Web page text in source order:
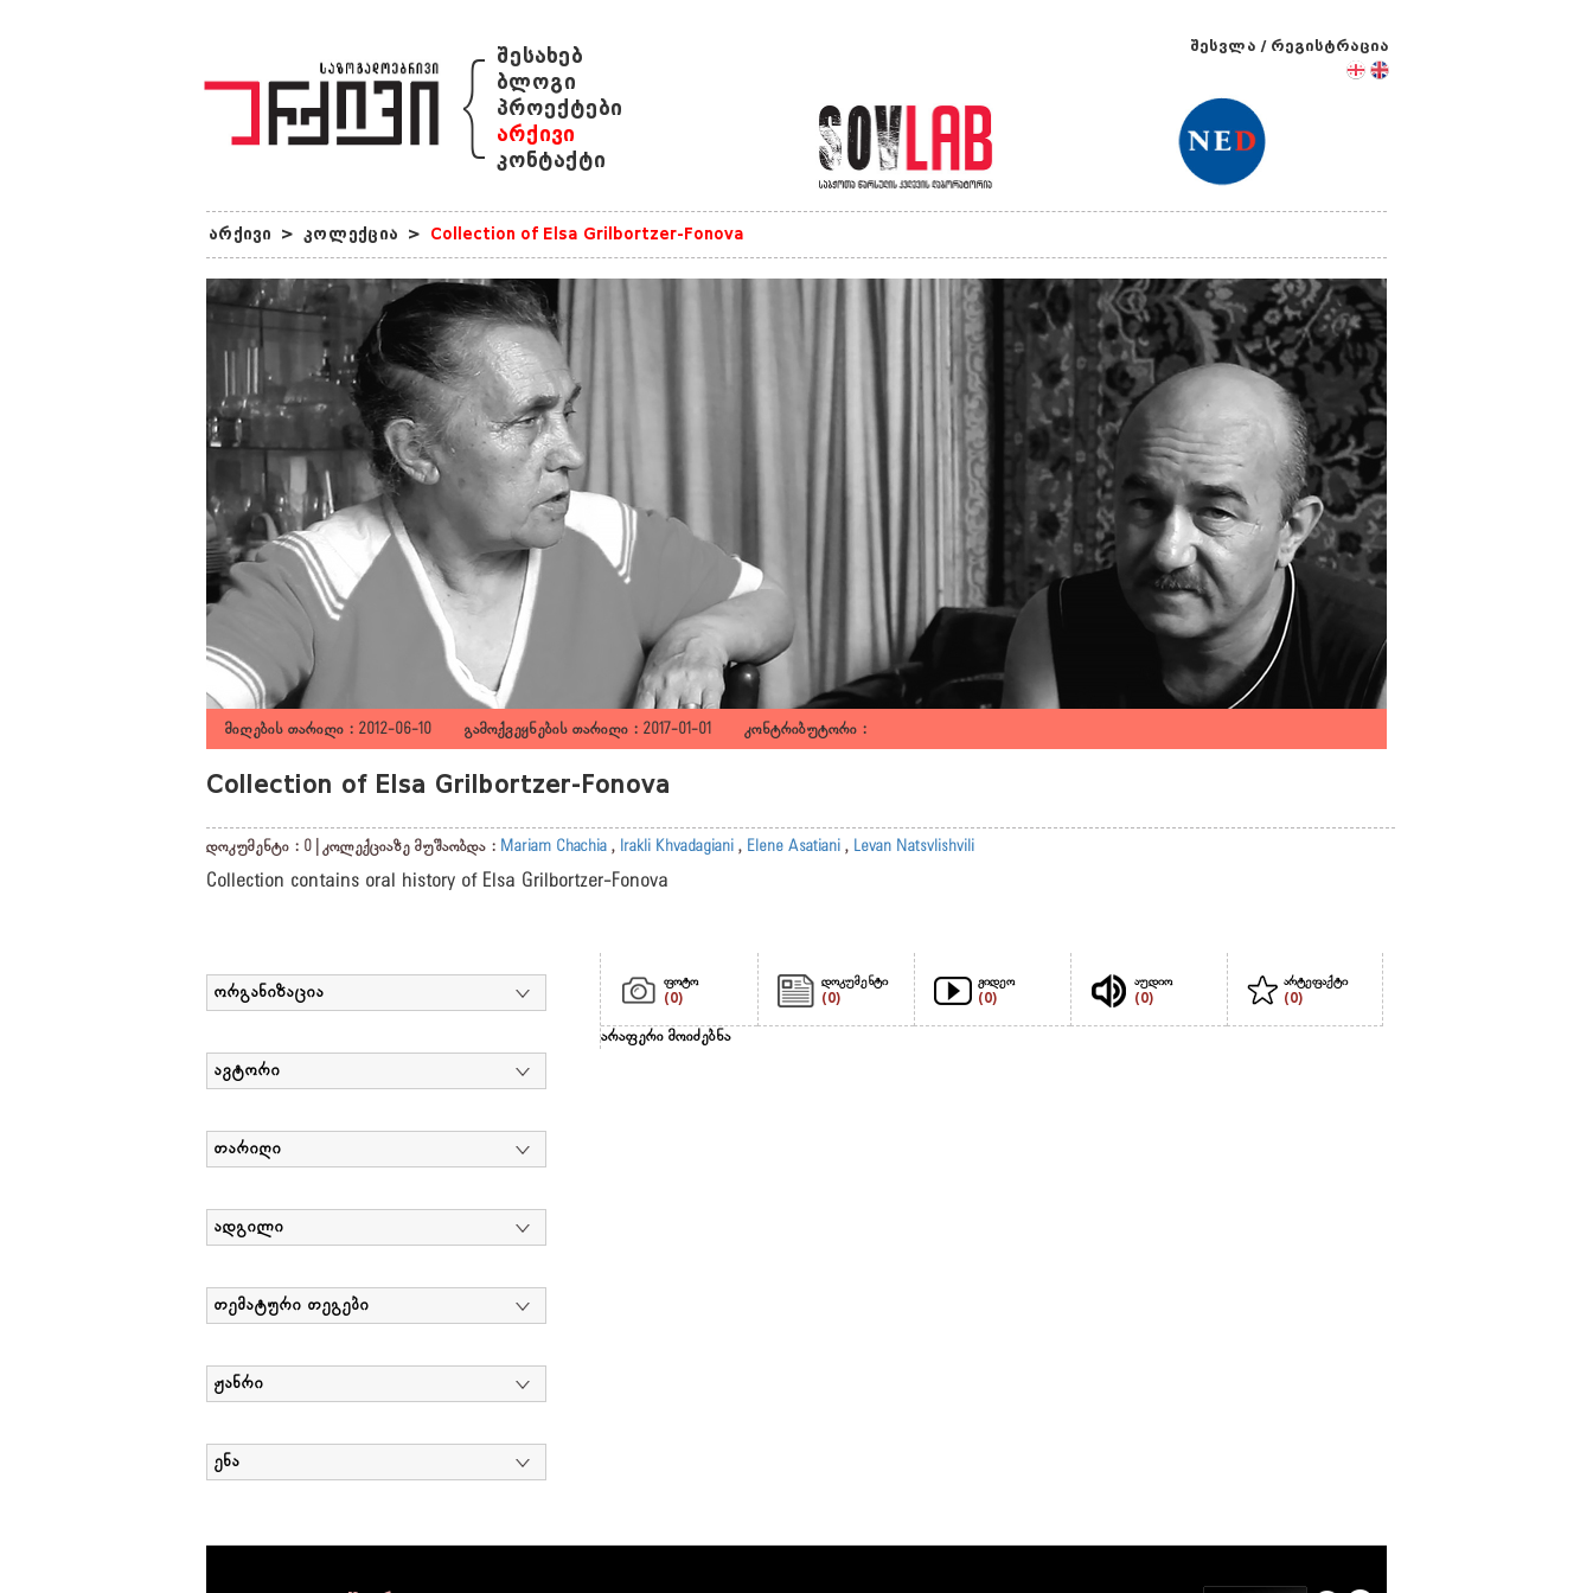
{ შესახებ
ბლოგი
პროექტები
არქივი
კონტაქტი
შესვლა / რეგისტრაცია
არქივი > კოლექცია > Collection of Elsa Grilbortzer-Fonova
მიღების თარიღი : 2012-06-10 გამოქვეყნების თარიღი : 2017-01-01 კონტრიბუტორი :
Collection of Elsa Grilbortzer-Fonova
დოკუმენტი : 0 | კოლექციაზე მუშაობდა : Mariam Chachia , Irakli Khvadagiani , Elene Asatiani , Levan Natsvlishvili
Collection contains oral history of Elsa Grilbortzer-Fonova
ორგანიზაცია
ავტორი
თარიღი
ადგილი
თემატური თეგები
ჟანრი
ენა
ფოტო
(0)
დოკუმენტი
(0)
ვიდეო
(0)
აუდიო
(0)
არტეფაქტი
(0)
არაფერი მოიძებნა